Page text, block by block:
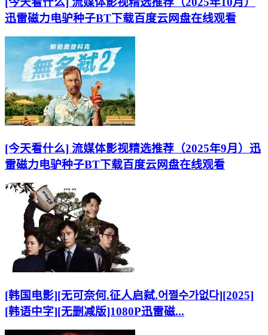
迅雷磁力电驴种子BT下载百度云网盘在线观看
[今天看什么] 流媒体影视精选推荐（2025年9月）迅
雷磁力电驴种子BT下载百度云网盘在线观看
[韩国电影][无可奈何.征人启弑.어쩔수가없다][2025]
[韩语中字][无删减版]1080P迅雷磁...